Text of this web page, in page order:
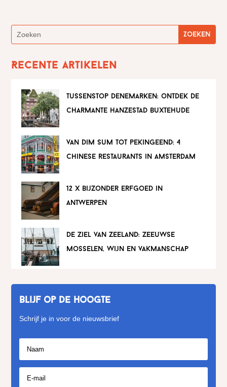
Recente artikelen
tussenstop denemarken: ontdek de
charmante hanzestad buxtehude
van dim sum tot pekingeend: 4
chinese restaurants in amsterdam
12 x bijzonder erfgoed in
antwerpen
de ziel van zeeland: zeeuwse
mosselen, wijn en vakmanschap
Blijf op de hoogte
Schrijf je in voor de nieuwsbrief